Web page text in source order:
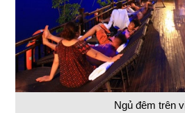
Ngủ đêm trên